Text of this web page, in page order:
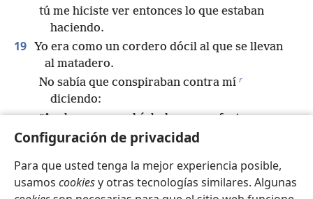
Configuración de privacidad
Para que usted tenga la mejor experiencia posible,
usamos cookiesy otras tecnologías similares. Algunas
tú me hiciste ver entonces lo que estaban
haciendo.
19 Yo era como un cordero dócil al que se llevan
al matadero.
No sabía que conspiraban contra mí r
diciendo:
“Acabemos con el árbol y con su fruto,
cortémoslo de la tierra de los vivos
20
Pero Jehová de los ejércitos juzga con justicia;
él examina los pensamientos más íntimos * y